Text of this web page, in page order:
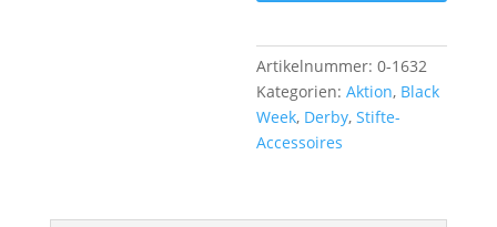
i
v
e
Artikelnummer:0-1632
Kategorien:Aktion, Black
Week, Derby,Stifte-
Accessoires